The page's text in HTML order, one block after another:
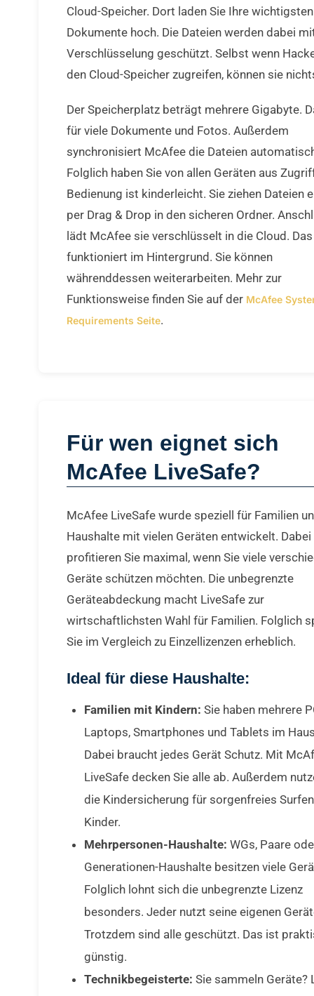
Cloud-Speicher. Dort laden Sie Ihre wichtigsten
Dokumente hoch. Die Dateien werden dabei
Verschlüsselung geschützt. Selbst wenn
den Cloud-Speicher zugreifen, können sie
Der Speicherplatz beträgt mehrere Gigabyte.
für viele Dokumente und Fotos. Außerdem
synchronisiert McAfee die Dateien
Folglich haben Sie von allen Geräten aus
Bedienung ist kinderleicht. Sie ziehen Dateien
per Drag & Drop in den sicheren Ordner.
lädt McAfee sie verschlüsselt in die Cloud. Das
funktioniert im Hintergrund. Sie können
währenddessen weiterarbeiten. Mehr zur
Funktionsweise finden Sie auf der McAfee
Requirements Seite.
Für wen eignet sich
McAfee LiveSafe?
McAfee LiveSafe wurde speziell für Familien
Haushalte mit vielen Geräten entwickelt. Dabei
profitieren Sie maximal, wenn Sie viele
Geräte schützen möchten. Die unbegrenzte
Geräteabdeckung macht LiveSafe zur
wirtschaftlichsten Wahl für Familien. Folglich
Sie im Vergleich zu Einzellizenzen erheblich.
Ideal für diese Haushalte:
Familien mit Kindern: Sie haben mehrere
Laptops, Smartphones und Tablets im
Dabei braucht jedes Gerät Schutz. Mit
LiveSafe decken Sie alle ab. Außerdem
die Kindersicherung für sorgenfreies
Kinder.
Mehrpersonen-Haushalte: WGs, Paare
Generationen-Haushalte besitzen viele
Folglich lohnt sich die unbegrenzte Lizenz
besonders. Jeder nutzt seine eigenen
Trotzdem sind alle geschützt. Das ist
günstig.
Technikbegeisterte: Sie sammeln Geräte?